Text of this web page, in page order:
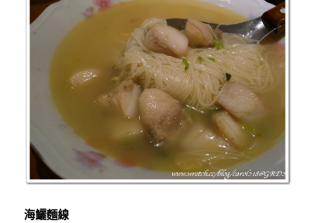
海鱺麵線